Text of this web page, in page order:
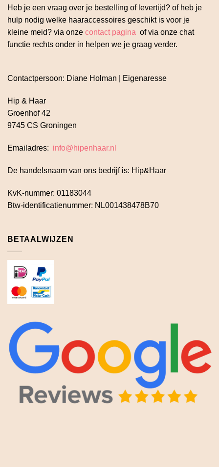
Heb je een vraag over je bestelling of levertijd? of heb je
hulp nodig welke haaraccessoires geschikt is voor je
kleine meid? via onze contact pagina of via onze chat
functie rechts onder in helpen we je graag verder.
Contactpersoon: Diane Holman | Eigenaresse
Hip & Haar
Groenhof 42
9745 CS Groningen
Emailadres: info@hipenhaar.nl
De handelsnaam van ons bedrijf is: Hip&Haar
KvK-nummer: 01183044
Btw-identificatienummer: NL001438478B70
BETAALWIJZEN